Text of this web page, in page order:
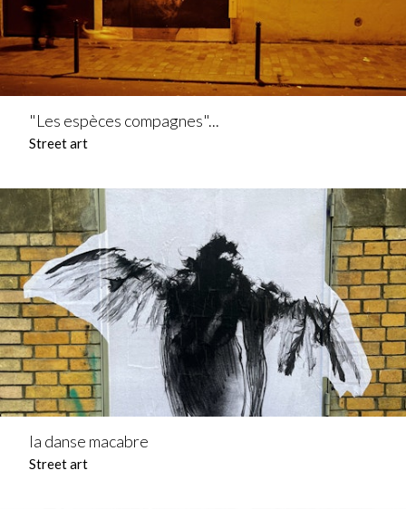
"Les espèces compagnes"...
Street art
la danse macabre
Street art